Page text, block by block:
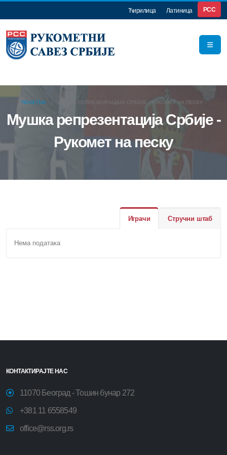
Ћирилица Латиница РСС
Мушка репрезентација Србије -
Рукомет на песку
ПОЧЕТНА МУШКА РЕПРЕЗЕНТАЦИЈА СРБИЈЕ - РУКОМЕТ НА ПЕСКУ -
Играчи Стручни штаб
Нема података
КОНТАКТИРАЈТЕ НАС
11070 Београд - Тошин бунар 272
+381 11 6558549
office@rss.org.rs